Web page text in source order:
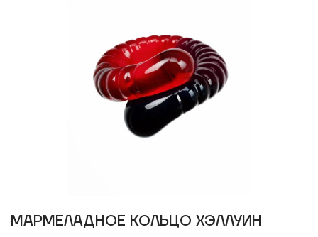
МАРМЕЛАДНОЕ КОЛЬЦО ХЭЛЛУИН